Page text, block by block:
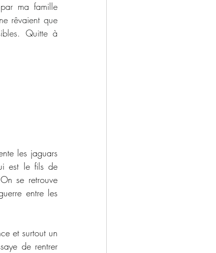
ma famille
rêvaient que
Quitte à
les jaguars
est le fils de
se retrouve
entre les
et surtout un
de rentrer